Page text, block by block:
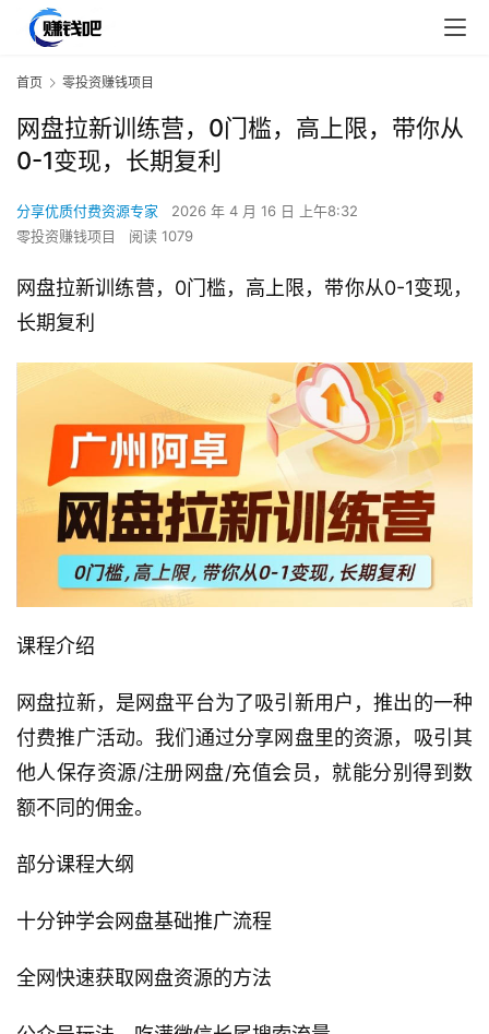
首页 零投资赚钱项目
网盘拉新训练营，0门槛，高上限，带你从
0-1变现，长期复利
分享优质付费资源专家
2026 年 4 月 16 日 上午8:32
零投资赚钱项目
阅读 1079
网盘拉新训练营，0门槛，高上限，带你从0-1变现，
长期复利
课程介绍
网盘拉新，是网盘平台为了吸引新用户，推出的一种
付费推广活动。我们通过分享网盘里的资源，吸引其
他人保存资源/注册网盘/充值会员，就能分别得到数
额不同的佣金。
部分课程大纲
十分钟学会网盘基础推广流程
全网快速获取网盘资源的方法